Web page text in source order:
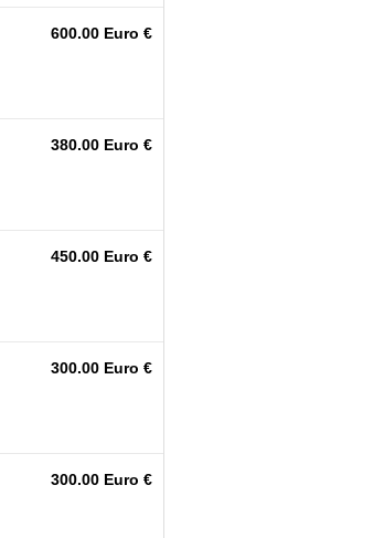
600.00 Euro €
380.00 Euro €
450.00 Euro €
300.00 Euro €
300.00 Euro €